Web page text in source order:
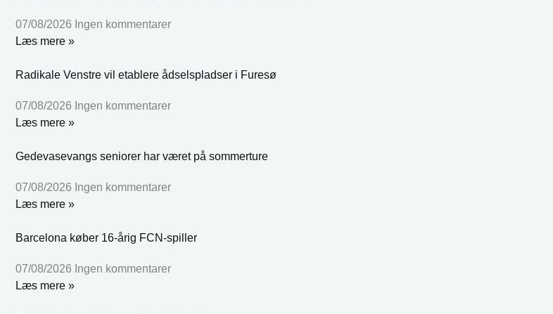
07/08/2026 Ingen kommentarer
Læs mere »
Radikale Venstre vil etablere ådselspladser i Furesø
07/08/2026 Ingen kommentarer
Læs mere »
Gedevasevangs seniorer har været på sommerture
07/08/2026 Ingen kommentarer
Læs mere »
Barcelona køber 16-årig FCN-spiller
07/08/2026 Ingen kommentarer
Læs mere »